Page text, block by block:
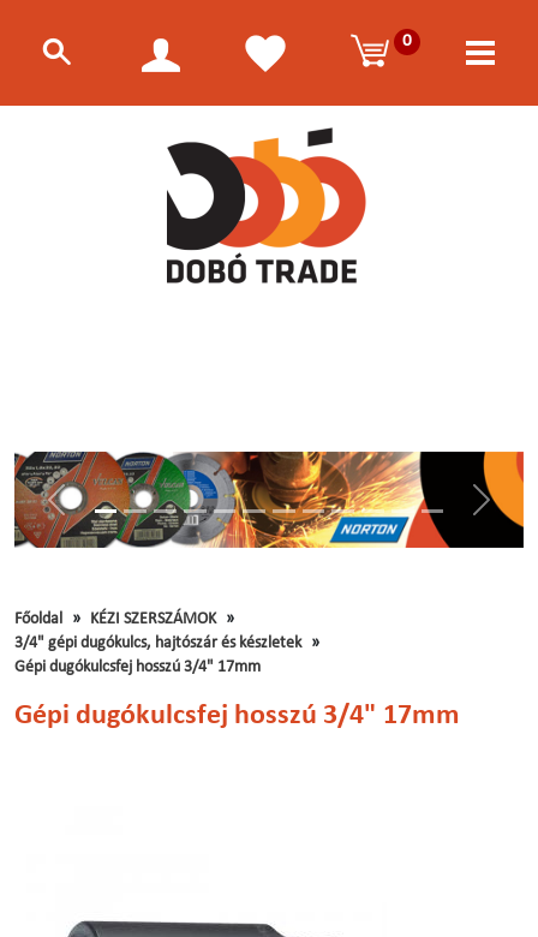
0
Előző
Főoldal
KÉZI SZERSZÁMOK
3/4" gépi dugókulcs, hajtószár és készletek
Gépi dugókulcsfej hosszú 3/4" 17mm
Gépi dugókulcsfej hosszú 3/4" 17mm